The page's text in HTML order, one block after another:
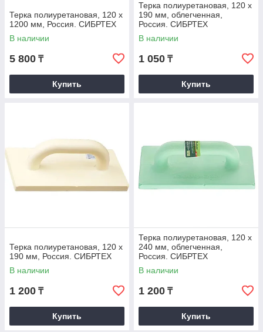
Терка полиуретановая, 120 х
1200 мм, Россия. СИБРТЕХ
В наличии
5 800 ₸
Купить
Терка полиуретановая, 120 х
190 мм, облегченная,
Россия. СИБРТЕХ
В наличии
1 050 ₸
Купить
Терка полиуретановая, 120 х
190 мм, Россия. СИБРТЕХ
В наличии
1 200 ₸
Купить
Терка полиуретановая, 120 х
240 мм, облегченная,
Россия. СИБРТЕХ
В наличии
1 200 ₸
Купить